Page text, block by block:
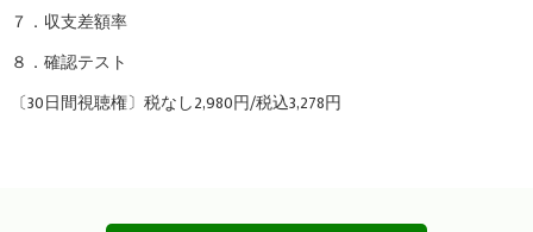
７．収支差額率
８．確認テスト
〔30日間視聴権〕税なし2,980円/税込3,278円